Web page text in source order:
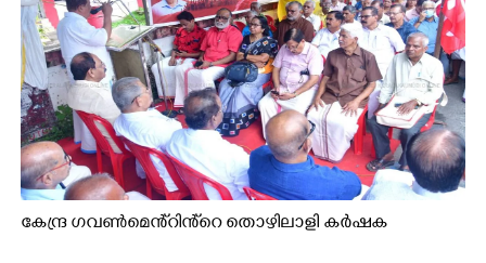
കേന്ദ്ര ഗവൺമെൻ്റിൻ്റെ തൊഴിലാളി കർഷക